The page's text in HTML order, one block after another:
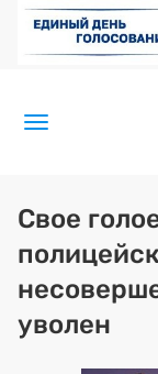
Свое
уволен